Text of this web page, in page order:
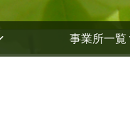
事業所一覧